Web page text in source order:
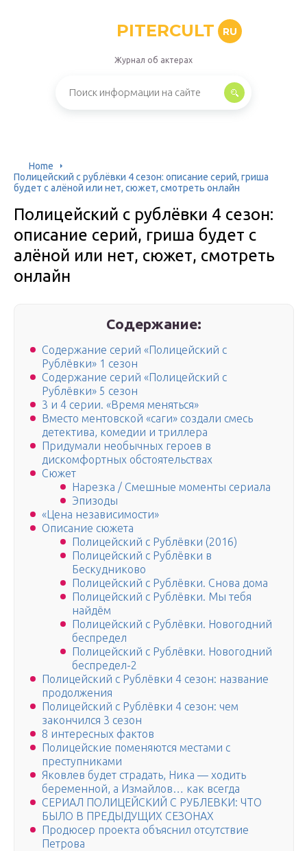
PITERCULT RU
Журнал об актерах
Home
Полицейский с рублёвки 4 сезон: описание серий, гриша
будет с алёной или нет, сюжет, смотреть онлайн
Полицейский с рублёвки 4 сезон:
описание серий, гриша будет с
алёной или нет, сюжет, смотреть
онлайн
Содержание:
Содержание серий «Полицейский с
Рублёвки» 1 сезон
Содержание серий «Полицейский с
Рублёвки» 5 сезон
3 и 4 серии. «Время меняться»
Вместо ментовской «саги» создали смесь
детектива, комедии и триллера
Придумали необычных героев в
дискомфортных обстоятельствах
Сюжет
Нарезка / Смешные моменты сериала
Эпизоды
«Цена независимости»
Описание сюжета
Полицейский с Рублёвки (2016)
Полицейский с Рублёвки в
Бескудниково
Полицейский с Рублёвки. Снова дома
Полицейский с Рублёвки. Мы тебя
найдём
Полицейский с Рублёвки. Новогодний
беспредел
Полицейский с Рублёвки. Новогодний
беспредел-2
Полицейский с Рублёвки 4 сезон: название
продолжения
Полицейский с Рублёвки 4 сезон: чем
закончился 3 сезон
8 интересных фактов
Полицейские поменяются местами с
преступниками
Яковлев будет страдать, Ника — ходить
беременной, а Измайлов… как всегда
СЕРИАЛ ПОЛИЦЕЙСКИЙ С РУБЛЕВКИ: ЧТО
БЫЛО В ПРЕДЫДУЩИХ СЕЗОНАХ
Продюсер проекта объяснил отсутствие
Петрова